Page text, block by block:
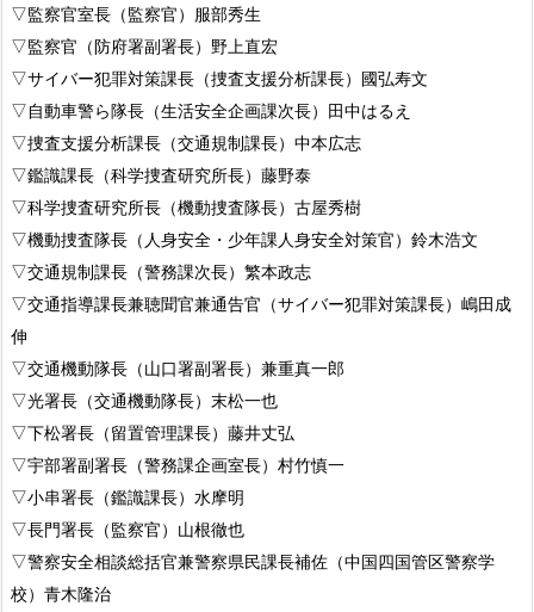
▽監察官室長（監察官）服部秀生
▽監察官（防府署副署長）野上直宏
▽サイバー犯罪対策課長（捜査支援分析課長）國弘寿文
▽自動車警ら隊長（生活安全企画課次長）田中はるえ
▽捜査支援分析課長（交通規制課長）中本広志
▽鑑識課長（科学捜査研究所長）藤野泰
▽科学捜査研究所長（機動捜査隊長）古屋秀樹
▽機動捜査隊長（人身安全・少年課人身安全対策官）鈴木浩文
▽交通規制課長（警務課次長）繁本政志
▽交通指導課長兼聴聞官兼通告官（サイバー犯罪対策課長）嶋田成
伸
▽交通機動隊長（山口署副署長）兼重真一郎
▽光署長（交通機動隊長）末松一也
▽下松署長（留置管理課長）藤井丈弘
▽宇部署副署長（警務課企画室長）村竹慎一
▽小串署長（鑑識課長）水摩明
▽長門署長（監察官）山根徹也
▽警察安全相談総括官兼警察県民課長補佐（中国四国管区警察学
校）青木隆治